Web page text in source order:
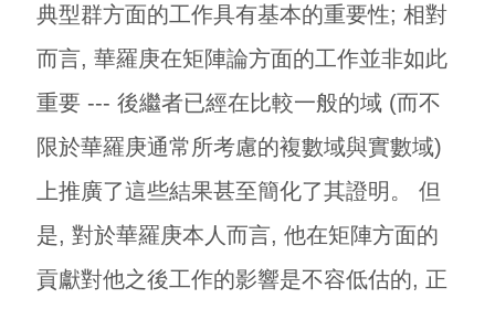
典型群方面的工作具有基本的重要性; 相對
而言, 華羅庚在矩陣論方面的工作並非如此
重要 --- 後繼者已經在比較一般的域 (而不
限於華羅庚通常所考慮的複數域與實數域)
上推廣了這些結果甚至簡化了其證明。 但
是, 對於華羅庚本人而言, 他在矩陣方面的
貢獻對他之後工作的影響是不容低估的, 正